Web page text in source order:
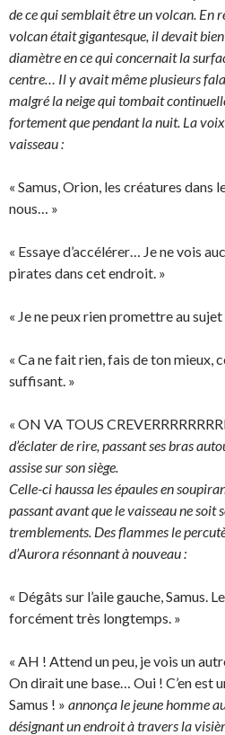
de ce qui semblait être un volcan. En
volcan était gigantesque, il devait
diamètre en ce qui concernait la
centre… Il y avait même plusieurs
malgré la neige qui tombait
fortement que pendant la nuit. La
vaisseau :
« Samus, Orion, les créatures dans
nous… »
« Essaye d’accélérer… Je ne vois
pirates dans cet endroit. »
« Je ne peux rien promettre au
« Ca ne fait rien, fais de ton mieux,
suffisant. »
« ON VA TOUS
d’éclater de rire, passant ses bras
assise sur son siège.
Celle-ci haussa les épaules en
passant avant que le vaisseau ne soit
tremblements. Des flammes le
d’Aurora résonnant à nouveau :
« Dégâts sur l’aile gauche, Samus.
forcément très longtemps. »
« AH ! Attend un peu, je vois un
On dirait une base… Oui ! C’en est
Samus ! » annonça le jeune homme
désignant un endroit à travers la